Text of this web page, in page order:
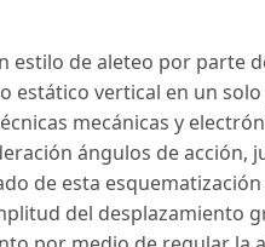
estilo de aleteo por parte
estático vertical en un
mecánicas y
ángulos de acción,
de esta
del desplazamiento